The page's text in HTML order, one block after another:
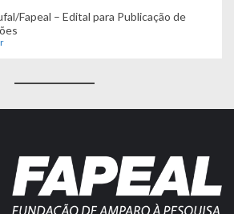
Fapeal – Edital para Publicação de